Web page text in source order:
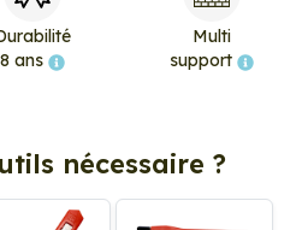
8 ans
Multi
support
nécessaire ?